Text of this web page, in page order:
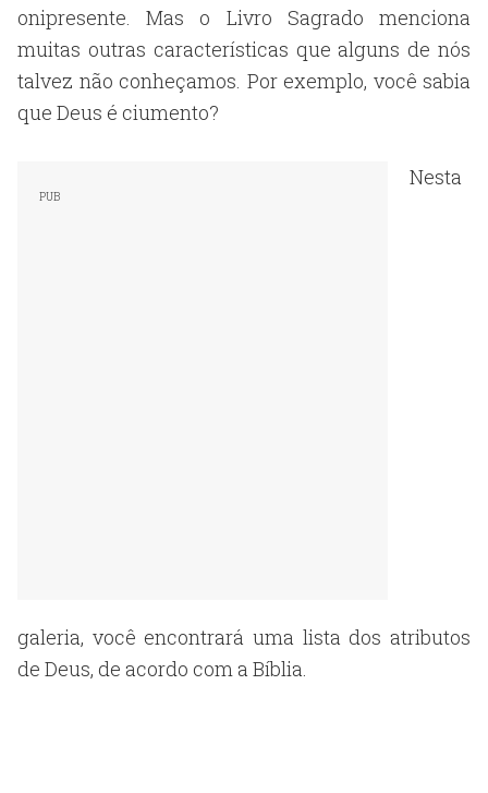
onipresente. Mas o Livro Sagrado menciona
muitas outras características que alguns de nós
talvez não conheçamos. Por exemplo, você sabia
que Deus é ciumento?
Nesta
galeria, você encontrará uma lista dos atributos
de Deus, de acordo com a Bíblia.